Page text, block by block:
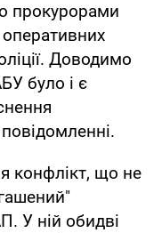
прокурорами
Доводимо
було і є
конфлікт, що не
У ній обидві